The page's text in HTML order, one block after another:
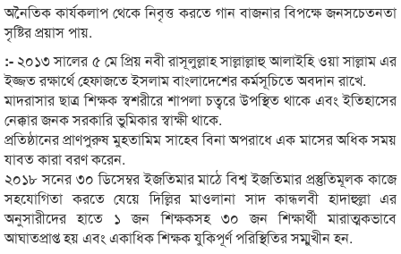
অনৈতিক কার্যকলাপ থেকে নিবৃত্ত করতে গান বাজনার বিপক্ষে জনসচেতনতা
সৃষ্টির প্রয়াস পায়.
:- ২০১৩ সালের ৫ মে প্রিয় নবী রাসূলুল্লাহ সাল্লাল্লাহু আলাইহি ওয়া সাল্লাম এর
ইজ্জত রক্ষার্থে হেফাজতে ইসলাম বাংলাদেশের কর্মসূচিতে অবদান রাখে.
মাদরাসার ছাত্র শিক্ষক স্বশরীরে শাপলা চত্বরে উপস্থিত থাকে এবং ইতিহাসের
নেক্কার জনক সরকারি ভুমিকার স্বাক্ষী থাকে.
প্রতিষ্ঠানের প্রাণপুরুষ মুহতামিম সাহেব বিনা অপরাধে এক মাসের অধিক সময়
যাবত কারা বরণ করেন.
২০১৮ সনের ৩০ ডিসেম্বর ইজতিমার মাঠে বিশ্ব ইজতিমার প্রস্তুতিমূলক কাজে
সহযোগিতা করতে যেয়ে দিল্লির মাওলানা সাদ কান্ধলবী হাদাহুল্লা এর
অনুসারীদের হাতে ১ জন শিক্ষকসহ ৩০ জন শিক্ষার্থী মারাত্মকভাবে
আঘাতপ্রাপ্ত হয় এবং একাধিক শিক্ষক যুকিপূর্ণ পরিস্থিতির সম্মুখীন হন.